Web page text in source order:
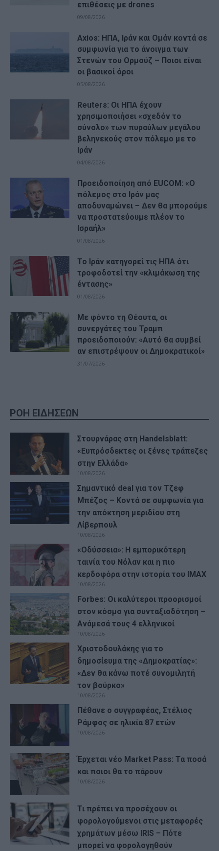
επιθέσεις με drones
09/08/2026
Axios: ΗΠΑ, Ιράν και Ομάν κοντά σε
συμφωνία για το άνοιγμα των
Στενών του Ορμούζ – Ποιοι είναι
οι βασικοί όροι
05/08/2026
Reuters: Οι ΗΠΑ έχουν
χρησιμοποιήσει «σχεδόν το
σύνολο» των πυραύλων μεγάλου
βεληνεκούς στον πόλεμο με το
Ιράν
04/08/2026
Προειδοποίηση από EUCOM: «Ο
πόλεμος στο Ιράν μας
αποδυναμώνει – Δεν θα μπορούμε
να προστατεύουμε πλέον το
Ισραήλ»
01/08/2026
Το Ιράν κατηγορεί τις ΗΠΑ ότι
τροφοδοτεί την «κλιμάκωση της
έντασης»
01/08/2026
Με φόντο τη Θέουτα, οι
συνεργάτες του Τραμπ
προειδοποιούν: «Αυτό θα συμβεί
αν επιστρέψουν οι Δημοκρατικοί»
31/07/2026
ΡΟΗ ΕΙΔΗΣΕΩΝ
Στουρνάρας στη Handelsblatt:
«Ευπρόσδεκτες οι ξένες τράπεζες
στην Ελλάδα»
10/08/2026
Σημαντικό deal για τον Τζεφ
Μπέζος – Κοντά σε συμφωνία για
την απόκτηση μεριδίου στη
Λίβερπουλ
10/08/2026
«Οδύσσεια»: Η εμπορικότερη
ταινία του Νόλαν και η πιο
κερδοφόρα στην ιστορία του IMAX
10/08/2026
Forbes: Οι καλύτεροι προορισμοί
στον κόσμο για συνταξιοδότηση –
Ανάμεσά τους 4 ελληνικοί
10/08/2026
Χριστοδουλάκης για το
δημοσίευμα της «Δημοκρατίας»:
«Δεν θα κάνω ποτέ συνομιλητή
τον βούρκο»
10/08/2026
Πέθανε ο συγγραφέας, Στέλιος
Ράμφος σε ηλικία 87 ετών
10/08/2026
Έρχεται νέο Market Pass: Τα ποσά
και ποιοι θα το πάρουν
10/08/2026
Τι πρέπει να προσέχουν οι
φορολογούμενοι στις μεταφορές
χρημάτων μέσω IRIS – Πότε
μπορεί να φορολογηθούν